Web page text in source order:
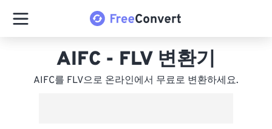
AIFC - FLV 변환기
AIFC를 FLV으로 온라인에서 무료로 변환하세요.